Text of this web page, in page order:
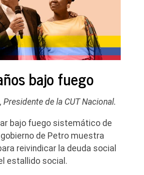
bajo fuego
Presidente de la CUT Nacional.
bajo fuego sistemático de
de Petro muestra
reivindicar la deuda social
estallido social.